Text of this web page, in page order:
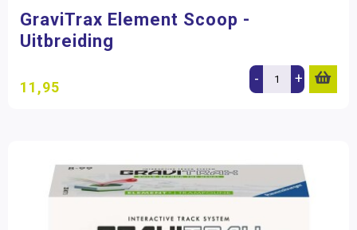
GraviTrax Element Scoop -
Uitbreiding
11,95 - +